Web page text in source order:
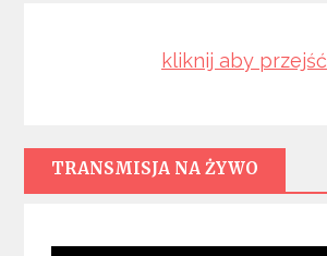
kliknij aby przejść
TRANSMISJA NA ŻYWO